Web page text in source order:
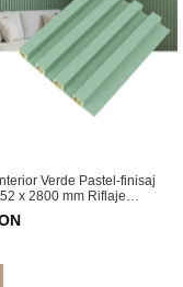
Verde Pastel-finisaj
x 2800 mm Riflaje
pentru living și dormitor